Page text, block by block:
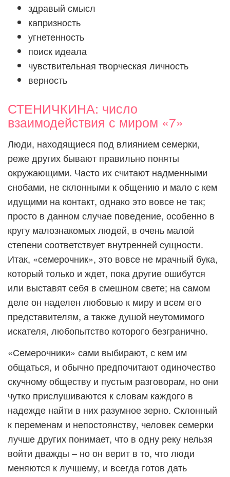
здравый смысл
капризность
угнетенность
поиск идеала
чувствительная творческая личность
верность
СТЕНИЧКИНА: число
взаимодействия с миром «7»
Люди, находящиеся под влиянием семерки,
реже других бывают правильно поняты
окружающими. Часто их считают надменными
снобами, не склонными к общению и мало с кем
идущими на контакт, однако это вовсе не так;
просто в данном случае поведение, особенно в
кругу малознакомых людей, в очень малой
степени соответствует внутренней сущности.
Итак, «семерочник», это вовсе не мрачный бука,
который только и ждет, пока другие ошибутся
или выставят себя в смешном свете; на самом
деле он наделен любовью к миру и всем его
представителям, а также душой неутомимого
искателя, любопытство которого безгранично.
«Семерочники» сами выбирают, с кем им
общаться, и обычно предпочитают одиночество
скучному обществу и пустым разговорам, но они
чутко прислушиваются к словам каждого в
надежде найти в них разумное зерно. Склонный
к переменам и непостоянству, человек семерки
лучше других понимает, что в одну реку нельзя
войти дважды – но он верит в то, что люди
меняются к лучшему, и всегда готов дать